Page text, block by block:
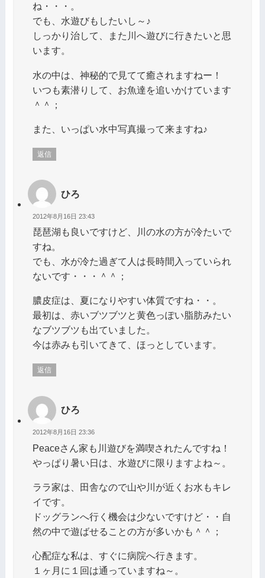
ね・・・。
でも、水遊びもしたいし～♪
しっかり治して、また川へ遊びに行きたいと思
います。
水の中は、神秘的で見てて癒されますねー！
いつも素潜りして、お魚達を追いかけています
＾＾；
また、いっぱい水中写真撮って来ますね♪
返信
ひろ
2012年8月16日 23:43
琵琶湖も良いですけど、川の水の方が冷たいで
すね。
でも、水が冷た過ぎて人は長時間入っていられ
ないです・・・＾＾；
膿皮症は、夏になりやすい体質ですね・・。
最初は、赤いブツブツと黄色っぽい脂肪みたい
なブツブツも出ていました。
今は赤みも引いてきて、ほっとしています。
返信
ひろ
2012年8月16日 23:36
Peaceさん家も川遊びを満喫されたんですね！
やっぱり暑い日は、水遊びに限りますよね～。
ララ家は、田舎なので山や川が近くお水もキレ
イです。
ドッグランへ行く機会は少ないですけど・・自
然の中で遊ばせることの方が多いかも＾＾；
心配症な私は、すぐに病院へ行きます。
１ヶ月に１回は通っていますね～。